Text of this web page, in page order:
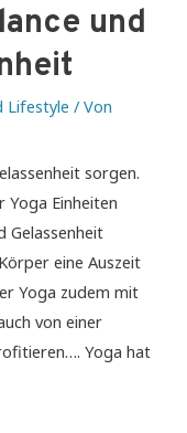
und
Lifestyle / Von
sorgen.
Einheiten
Gelassenheit
eine Auszeit
Yoga zudem mit
von einer
Yoga hat